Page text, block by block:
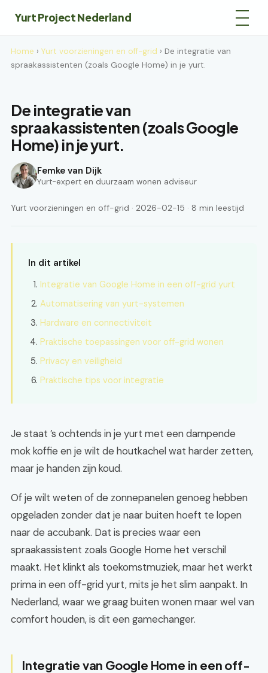
Yurt Project Nederland
Home › Yurt voorzieningen en off-grid › De integratie van
spraakassistenten (zoals Google Home) in je yurt.
De integratie van
spraakassistenten (zoals Google
Home) in je yurt.
Femke van Dijk
Yurt-expert en duurzaam wonen adviseur
Yurt voorzieningen en off-grid · 2026-02-15 · 8 min leestijd
In dit artikel
Integratie van Google Home in een off-grid yurt
Automatisering van yurt-systemen
Hardware en connectiviteit
Praktische toepassingen voor off-grid wonen
Privacy en veiligheid
Praktische tips voor integratie
Je staat ’s ochtends in je yurt met een dampende
mok koffie en je wilt de houtkachel wat harder zetten,
maar je handen zijn koud.
Of je wilt weten of de zonnepanelen genoeg hebben
opgeladen zonder dat je naar buiten hoeft te lopen
naar de accubank. Dat is precies waar een
spraakassistent zoals Google Home het verschil
maakt. Het klinkt als toekomstmuziek, maar het werkt
prima in een off-grid yurt, mits je het slim aanpakt. In
Nederland, waar we graag buiten wonen maar wel van
comfort houden, is dit een gamechanger.
Integratie van Google Home in een off-